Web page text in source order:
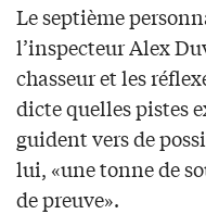
Le septième
l’inspecteur Alex
chasseur et les
dicte quelles pistes
guident vers de
lui, «une tonne de
de preuve».